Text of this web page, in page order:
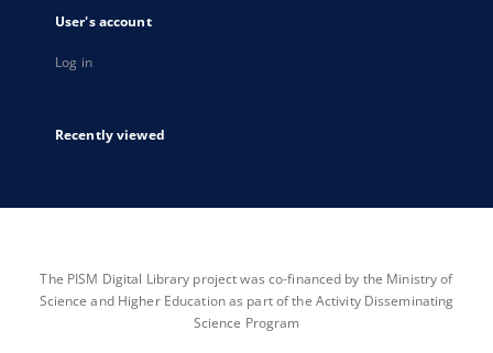
User's account
Log in
Recently viewed
The PISM Digital Library project was co-financed by the Ministry of
Science and Higher Education as part of the Activity Disseminating
Science Program